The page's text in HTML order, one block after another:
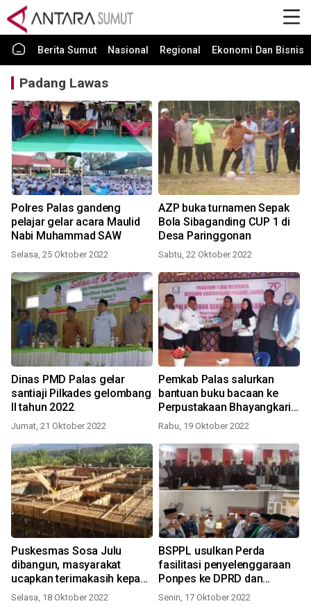
Berita Sumut Nasional Regional Ekonomi Dan Bisnis
Padang Lawas
Polres Palas gandeng
pelajar gelar acara Maulid
Nabi Muhammad SAW
Selasa, 25 Oktober 2022
AZP buka turnamen Sepak
Bola Sibaganding CUP 1 di
Desa Paringgonan
Sabtu, 22 Oktober 2022
Dinas PMD Palas gelar
santiaji Pilkades gelombang
II tahun 2022
Jumat, 21 Oktober 2022
Pemkab Palas salurkan
bantuan buku bacaan ke
Perpustakaan Bhayangkari
Palas
Rabu, 19 Oktober 2022
Puskesmas Sosa Julu
dibangun, masyarakat
ucapkan terimakasih kepada
Pemkab Palas
Selasa, 18 Oktober 2022
BSPPL usulkan Perda
fasilitasi penyelenggaraan
Ponpes ke DPRD dan
Pemkab Palas
Senin, 17 Oktober 2022